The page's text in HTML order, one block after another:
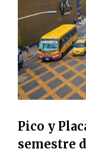
Pico y
semestre